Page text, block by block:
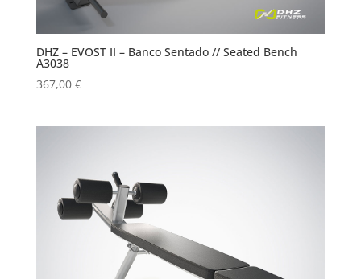
DHZ – EVOST II – Banco Sentado // Seated Bench
A3038
367,00 €